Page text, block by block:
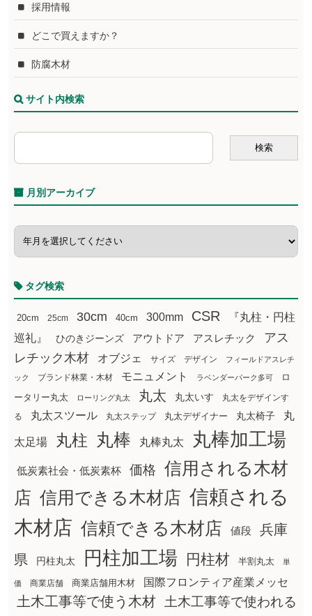
採用情報
どこで買えますか？
防腐木材
サイト内検索
月別アーカイブ
タグ検索
20cm 25cm 30cm 40cm 300mm CSR
『丸柱・円柱
巡礼』
ひのきジーンズ アウトドア アスレチック
アス
レチック木材
オブジェ サイズ デザイン フィールドアスレチ
ック ブランド林業・木材 モニュメント ラベンダーパーク多可
ロ
ータリー丸太
ローリング丸太 丸太 丸太いす
丸太をデザインす
る
丸太スツール 丸太ステップ 丸太デザイナー 丸太椅子 丸
太足場 丸柱 丸棒 丸棒丸太 丸棒加工場
低炭素社会・低炭素杯 価格
信用される木材
店 信用できる木材店 信頼される
木材店 信頼できる木材店 値段
兵庫
県
円柱丸太 円柱加工場 円柱材 半割丸太 単
価 商業店舗 商業店舗用木材 国際フロンティア産業メッセ
土木工事等で使う木材
土木工事等で使われる